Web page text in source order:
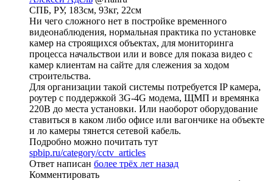
СПБ, РУ, 183см, 93кг, 22см
Ни чего сложного нет в постройке временного
видеонаблюдения, нормальная практика по установке
камер на строящихся объектах, для мониторинга
процесса начальствои или и вовсе для показа видео с
камер клиентам на сайте для слежения за ходом
строительства.
Для организации такой системы потребуется IP камера,
роутер с поддержкой 3G-4G модема, ЩМП и времянка
220В до места установки. Или наоборот оборудование
ставиться в каком либо офисе или вагончике на объекте
и ло камеры тянется сетевой кабель.
Подробно можно почитать тут
spbip.ru/category/cctv_articles
Ответ написан более трёх лет назад
Комментировать